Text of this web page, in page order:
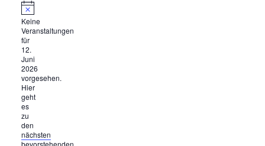
Veranstaltungen
für
12.
Juni
2026
Hinweis
Keine
Veranstaltungen
für
12.
Juni
2026
vorgesehen.
Hier
geht
es
zu
den
nächsten
bevorstehenden